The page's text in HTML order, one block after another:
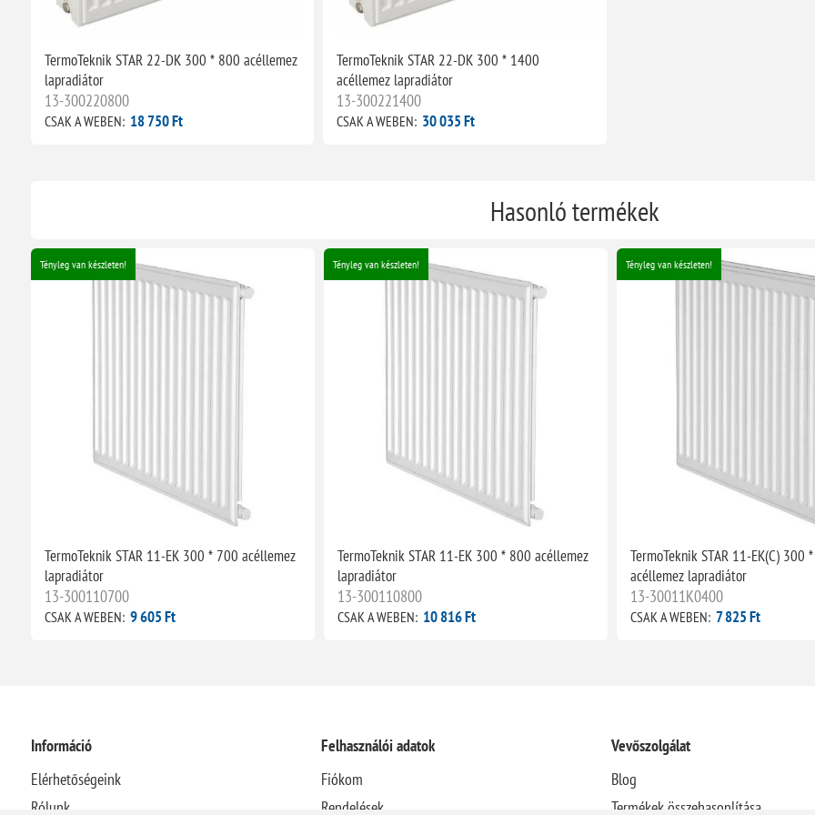
TermoTeknik STAR 22-DK 300 * 800 acéllemez
lapradiátor
13-300220800
CSAK A WEBEN: 18 750 Ft
TermoTeknik STAR 22-DK 300 * 1400
acéllemez lapradiátor
13-300221400
CSAK A WEBEN: 30 035 Ft
Hasonló termékek
Tényleg van készleten!
TermoTeknik STAR 11-EK 300 * 700 acéllemez
lapradiátor
13-300110700
CSAK A WEBEN: 9 605 Ft
Tényleg van készleten!
TermoTeknik STAR 11-EK 300 * 800 acéllemez
lapradiátor
13-300110800
CSAK A WEBEN: 10 816 Ft
Tényleg van készleten!
TermoTeknik STAR 11-EK(C) 300
acéllemez lapradiátor
13-30011K0400
CSAK A WEBEN: 7 825 Ft
Információ
Elérhetőségeink
Rólunk
Felhasználói adatok
Fiókom
Rendelések
Vevőszolgálat
Blog
Termékek összehasonlítása